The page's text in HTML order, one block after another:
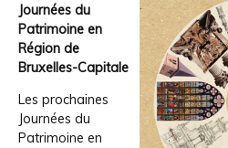
Journées du
Patrimoine en
Région de
Bruxelles-Capitale
Les prochaines
Journées du
Patrimoine en